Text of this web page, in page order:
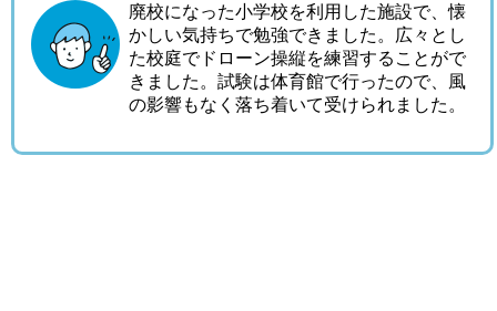
廃校になった小学校を利用した施設で、懐
かしい気持ちで勉強できました。広々とし
た校庭でドローン操縦を練習することがで
きました。試験は体育館で行ったので、風
の影響もなく落ち着いて受けられました。